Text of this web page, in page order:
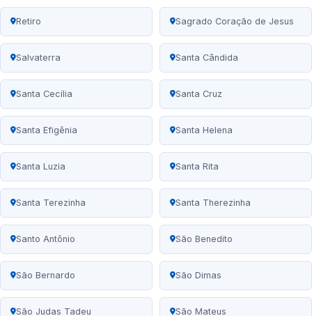
Retiro Sagrado Coração de Jesus
Salvaterra Santa Cândida
Santa Cecília Santa Cruz
Santa Efigênia Santa Helena
Santa Luzia Santa Rita
Santa Terezinha Santa Therezinha
Santo Antônio São Benedito
São Bernardo São Dimas
São Judas Tadeu São Mateus